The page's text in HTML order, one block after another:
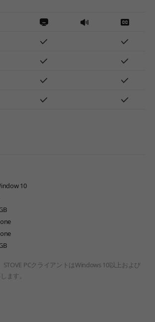
10
STOVE PCクライアントはWindows 10以上および
ます。